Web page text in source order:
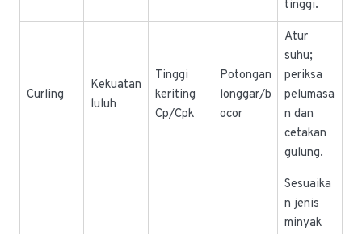
tinggi.
Curling
Kekuatan
luluh
Tinggi
keriting
Cp/Cpk
Potongan
longgar/b
ocor
Atur
suhu;
periksa
pelumasa
n dan
cetakan
gulung.
Sesuaika
n jenis
minyak